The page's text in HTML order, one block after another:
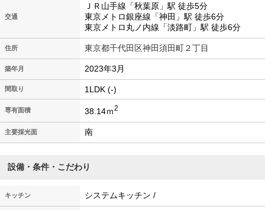
交通
ＪＲ山手線「秋葉原」駅 徒歩5分
東京メトロ銀座線「神田」駅 徒歩6分
東京メトロ丸ノ内線「淡路町」駅 徒歩6分
住所 東京都千代田区神田須田町２丁目
築年月 2023年3月
間取り 1LDK (-)
専有面積 38.14ｍ2
主要採光面 南
設備・条件・こだわり
キッチン システムキッチン /